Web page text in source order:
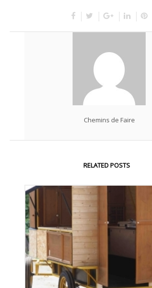
Chemins de Faire
RELATED POSTS